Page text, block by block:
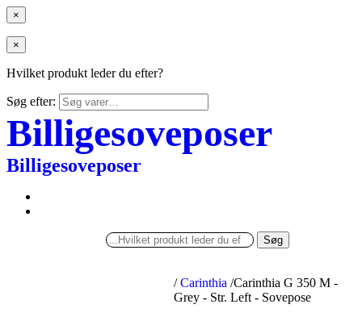
×
×
Hvilket produkt leder du efter?
Søg efter:
Billigesoveposer
Billigesoveposer
Søg
/ Carinthia /Carinthia G 350 M -
Grey - Str. Left - Sovepose